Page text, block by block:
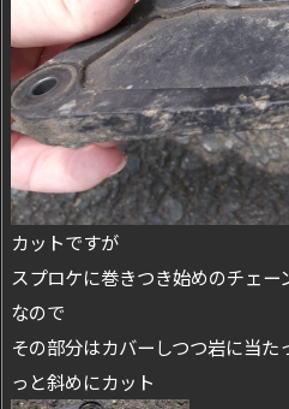
カットですが
スプロケに巻きつき始めのチェ
なので
その部分はカバーしつつ岩に当た
っと斜めにカット